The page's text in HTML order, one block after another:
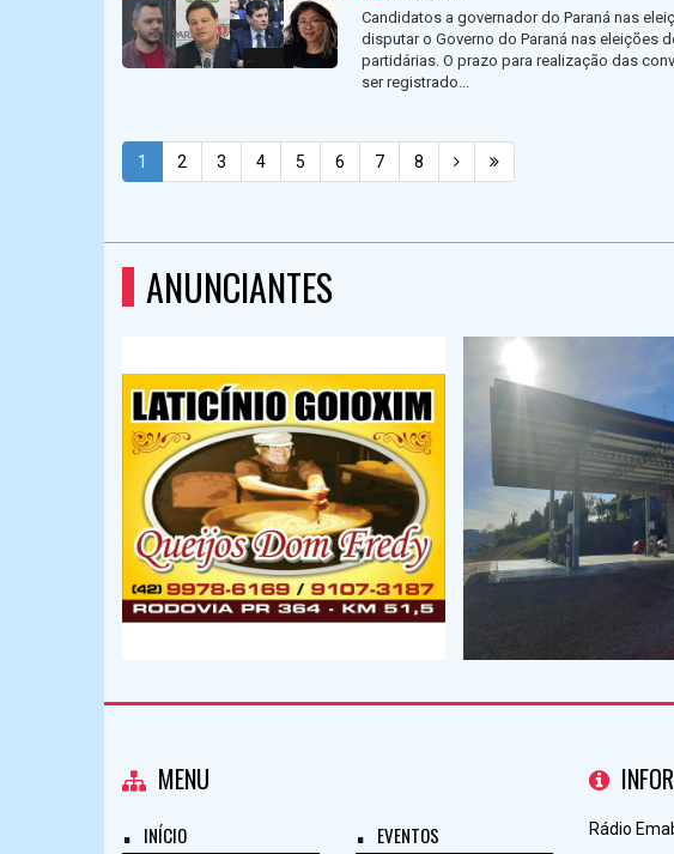
Candidatos a governador do Paraná nas
disputar o Governo do Paraná nas eleições
partidárias. O prazo para realização das
ser registrado...
1 2 3 4 5 6 7 8
ANUNCIANTES
MENU
INÍCIO EVENTOS Rádio